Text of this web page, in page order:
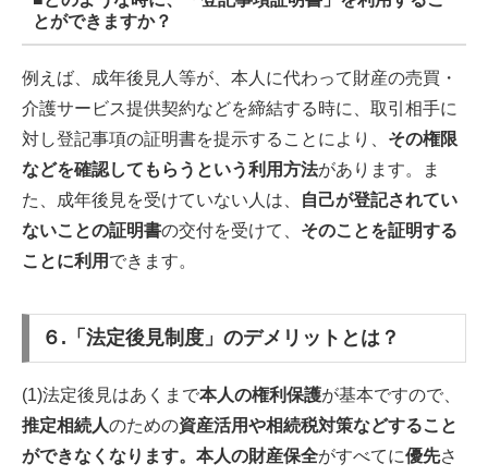
とができますか？
例えば、成年後見人等が、本人に代わって財産の売買・
介護サービス提供契約などを締結する時に、取引相手に
対し登記事項の証明書を提示することにより、 その権限
などを確認してもらうという利用方法があります。ま
た、成年後見を受けていない人は、
自己が登記されてい
ないことの証明書の交付を受けて、 そのことを証明する
ことに利用 できます。
６.「法定後見制度」のデメリットとは？
(1)法定後見はあくまで本人の権利保護が基本ですので、
推定相続人のための資産活用や相続税対策などすること
ができなくなります。本人の財産保全がすべてに優先さ